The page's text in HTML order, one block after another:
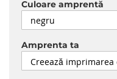
Culoare amprentă
Amprenta ta